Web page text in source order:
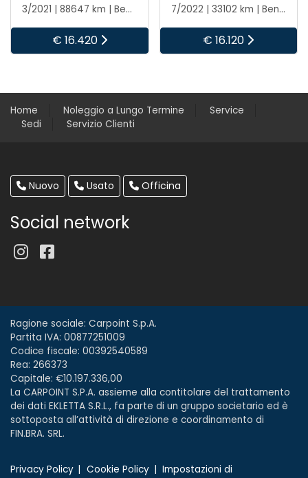
3/2021 | 88647 km | Benzina | Automatico
€ 16.420
7/2022 | 33102 km | Benzina | Manuale
€ 16.120
Home Noleggio a Lungo Termine
Service
Sedi
Servizio Clienti
Nuovo Usato Officina
Social network
Ragione sociale: Carpoint S.p.A.
Partita IVA: 00877251009
Codice fiscale: 00392540589
Rea: 266373
Capitale: €10.197.336,00
La CARPOINT S.P.A. assieme alla contitolare del trattamento
dei dati EKLETTA S.R.L., fa parte di un gruppo societario ed è
sottoposta all’attività di direzione e coordinamento di
FIN.BRA. SRL.
Privacy Policy Cookie Policy
Impostazioni di